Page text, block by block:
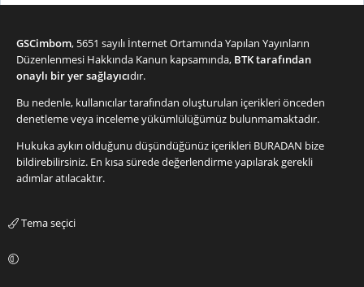
GSCimbom, 5651 sayılı İnternet Ortamında Yapılan Yayınların
Düzenlenmesi Hakkında Kanun kapsamında, BTK tarafından
onaylı bir yer sağlayıcıdır.
Bu nedenle, kullanıcılar tarafından oluşturulan içerikleri önceden
denetleme veya inceleme yükümlülüğümüz bulunmamaktadır.
Hukuka aykırı olduğunu düşündüğünüz içerikleri BURADAN bize
bildirebilirsiniz. En kısa sürede değerlendirme yapılarak gerekli
adımlar atılacaktır.
Tema seçici